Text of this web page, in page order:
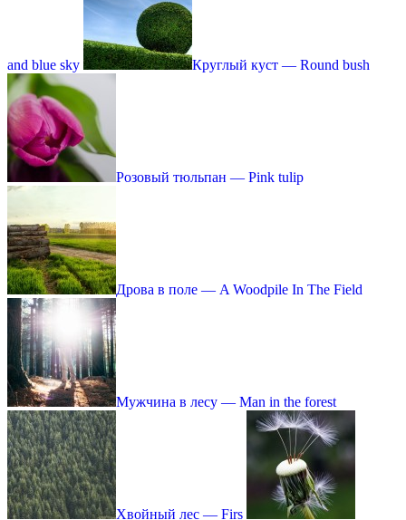
and blue sky Круглый куст — Round bush
Розовый тюльпан — Pink tulip
Дрова в поле — A Woodpile In The Field
Мужчина в лесу — Man in the forest
Хвойный лес — Firs